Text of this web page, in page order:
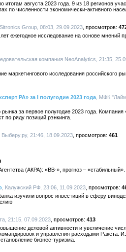
августа 2023 года. 9 из 18 регионов
по численности экономически-активного
, Sitronics Group, 08:03, 29.09.2023
ежегодное исследование на основе мнений
компания NeoAnalytics, 21:35,
маркетингового исследования российского
РА» за I полугодие 2023 года , МФК
за первое полугодие 2023 года.
по ряду позиций рэнкинга.
, Выберу.ру, 21:46, 18.09.2023
461
(АКРА): «ВВ-», прогноз – «стабильный».
, Калужский РФ, 23:06, 11.09.2023
изучили вопрос инвестиций в сферу
21:15, 07.09.2023
413
деловой активности и увеличение
и управления расходами Ракета.
бизнес-туризма.